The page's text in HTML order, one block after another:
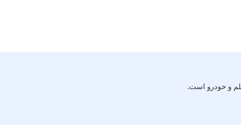
و خودرو است.